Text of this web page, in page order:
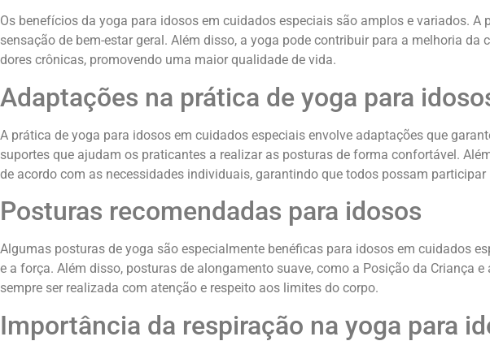
Os benefícios da yoga para idosos em cuidados especiais são amplos e variados.
sensação de bem-estar geral. Além disso, a yoga pode contribuir para a melhoria
dores crônicas, promovendo uma maior qualidade de vida.
Adaptações na prática de yoga para
A prática de yoga para idosos em cuidados especiais envolve adaptações que
suportes que ajudam os praticantes a realizar as posturas de forma confortável.
de acordo com as necessidades individuais, garantindo que todos possam participar
Posturas recomendadas para idosos
Algumas posturas de yoga são especialmente benéficas para idosos em cuidados
e a força. Além disso, posturas de alongamento suave, como a Posição da Criança
sempre ser realizada com atenção e respeito aos limites do corpo.
Importância da respiração na yoga para